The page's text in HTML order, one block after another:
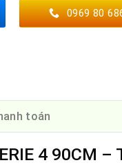
0969 80
toán
4 90CM –